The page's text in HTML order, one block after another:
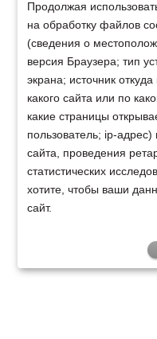
Продолжая
на обработку файлов
(сведения о
версия Браузера; тип
экрана; источник
какого сайта или по
какие страницы
пользователь; ip-
сайта, проведения
статистических
хотите, чтобы ваши
сайт.